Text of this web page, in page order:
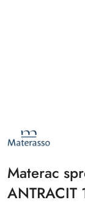
NAZWA
PRODUCENTA:
MATERASSO
Materac